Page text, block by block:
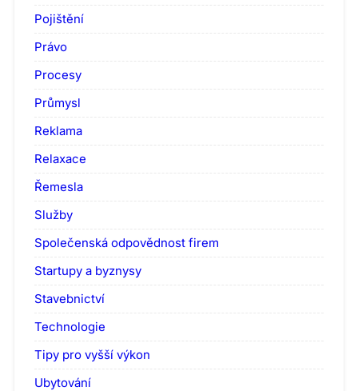
Pojištění
Právo
Procesy
Průmysl
Reklama
Relaxace
Řemesla
Služby
Společenská odpovědnost firem
Startupy a byznysy
Stavebnictví
Technologie
Tipy pro vyšší výkon
Ubytování